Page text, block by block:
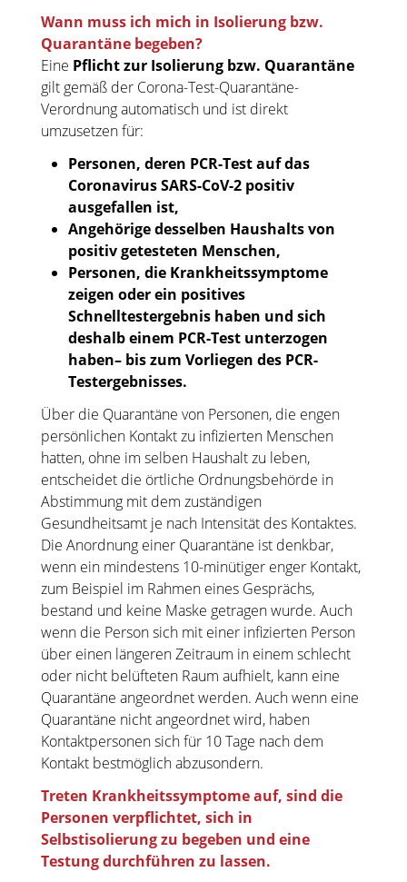
Wann muss ich mich in Isolierung bzw.
Quarantäne begeben?
Eine Pflicht zur Isolierung bzw. Quarantäne
gilt gemäß der Corona-Test-Quarantäne-
Verordnung automatisch und ist direkt
umzusetzen für:
Personen, deren PCR-Test auf das
Coronavirus SARS-CoV-2 positiv
ausgefallen ist,
Angehörige desselben Haushalts von
positiv getesteten Menschen,
Personen, die Krankheitssymptome
zeigen oder ein positives
Schnelltestergebnis haben und sich
deshalb einem PCR-Test unterzogen
haben– bis zum Vorliegen des PCR-
Testergebnisses.
Über die Quarantäne von Personen, die engen
persönlichen Kontakt zu infizierten Menschen
hatten, ohne im selben Haushalt zu leben,
entscheidet die örtliche Ordnungsbehörde in
Abstimmung mit dem zuständigen
Gesundheitsamt je nach Intensität des Kontaktes.
Die Anordnung einer Quarantäne ist denkbar,
wenn ein mindestens 10-minütiger enger Kontakt,
zum Beispiel im Rahmen eines Gesprächs,
bestand und keine Maske getragen wurde. Auch
wenn die Person sich mit einer infizierten Person
über einen längeren Zeitraum in einem schlecht
oder nicht belüfteten Raum aufhielt, kann eine
Quarantäne angeordnet werden. Auch wenn eine
Quarantäne nicht angeordnet wird, haben
Kontaktpersonen sich für 10 Tage nach dem
Kontakt bestmöglich abzusondern.
Treten Krankheitssymptome auf, sind die
Personen verpflichtet, sich in
Selbstisolierung zu begeben und eine
Testung durchführen zu lassen.